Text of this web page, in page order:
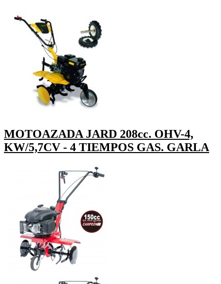
MOTOAZADA JARD 208cc. OHV-4,
KW/5,7CV - 4 TIEMPOS GAS. GARLA